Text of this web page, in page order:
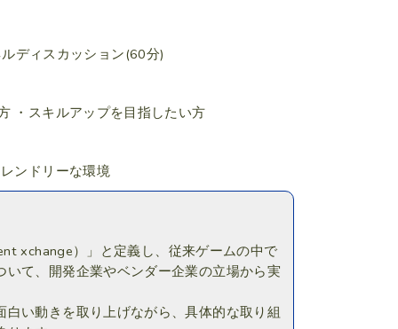
ディスカッション(60分)
・スキルアップを目指したい方
ンドリーな環境
xchange）」と定義し、従来ゲームの中で
て、開発企業やベンダー企業の立場から実
い動きを取り上げながら、具体的な取り組